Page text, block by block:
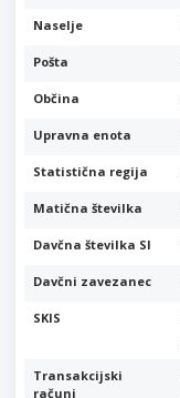
Naselje
Pošta
Občina
Upravna enota
Statistična regija
Matična številka
Davčna številka SI
Davčni zavezanec
SKIS
Transakcijski
računi